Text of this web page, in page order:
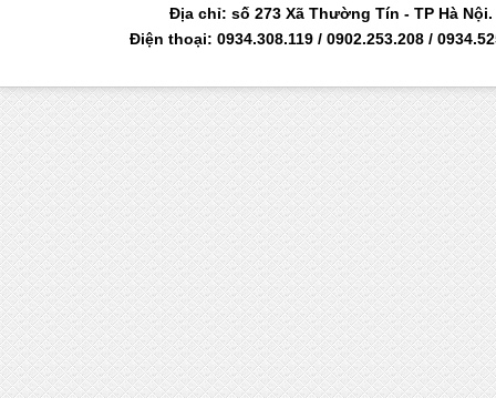
Địa chỉ: số 273 Xã Thường Tín - TP Hà
Điện thoại: 0934.308.119 / 0902.253.208 /